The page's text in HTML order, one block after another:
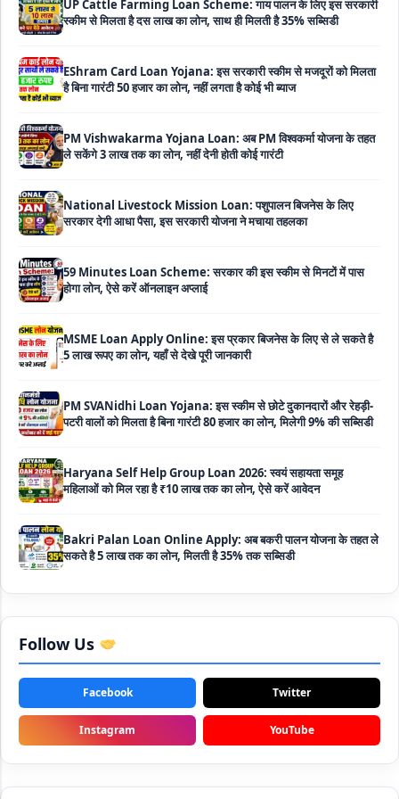
EShram Card Loan Yojana: इस सरकारी स्कीम से मजदूरों को मिलता
है बिना गारंटी 50 हजार का लोन, नहीं लगता है कोई भी ब्याज
PM Vishwakarma Yojana Loan: अब PM विश्वकर्मा योजना के तहत
ले सकेंगे 3 लाख तक का लोन, नहीं देनी होती कोई गारंटी
National Livestock Mission Loan: पशुपालन बिजनेस के लिए
सरकार देगी आधा पैसा, इस सरकारी योजना ने मचाया तहलका
59 Minutes Loan Scheme: सरकार की इस स्कीम से मिनटों में पास
होगा लोन, ऐसे करें ऑनलाइन अप्लाई
MSME Loan Apply Online: इस प्रकार बिजनेस के लिए से ले सकते है
5 लाख रूपए का लोन, यहाँ से देखे पूरी जानकारी
PM SVANidhi Loan Yojana: इस स्कीम से छोटे दुकानदारों और रेहड़ी-
पटरी वालों को मिलता है बिना गारंटी 80 हजार का लोन, मिलेगी 9% की सब्सिडी
Haryana Self Help Group Loan 2026: स्वयं सहायता समूह
महिलाओं को मिल रहा है ₹10 लाख तक का लोन, ऐसे करें आवेदन
Bakri Palan Loan Online Apply: अब बकरी पालन योजना के तहत ले
सकते है 5 लाख तक का लोन, मिलती है 35% तक सब्सिडी
SBI Animal Husbandry Loan Scheme: SBI पशुपालन लोन
योजना के फॉर्म फिर से हुए शुरू, बिना गारंटी मिलता है 1 लाख से लेकर 10 लाख
Mahila Samriddhi Loan Yojana: महिला समृद्धि योजना के तहत
NHFDC E-Rickshaw Loan Scheme Apply Online: अब ई-
रिक्शा खरीदने के लिए सकते है 1.5 लाख का सरकारी लोन, मिलेगी 50% तक
सब्सिडी
Rashtriya Gokul Mission Loan Scheme 2026: इस सरकारी
स्कीम से गाय डेयरी के लिए मिलेगा तगड़ी सब्सिडी के साथ लोन, आप भी ऐसे उठा
Follow Us
Facebook Twitter
Instagram YouTube